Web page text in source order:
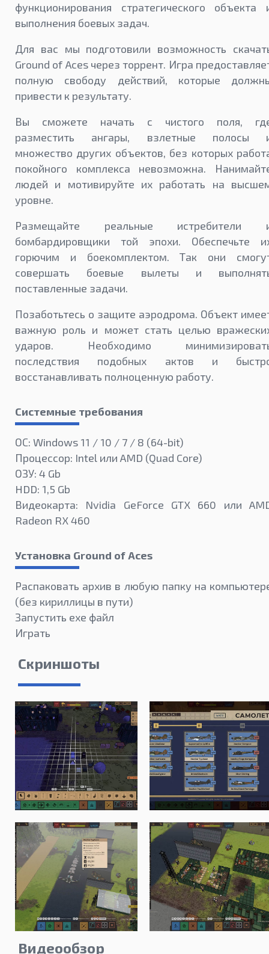
функционирования стратегического объекта
выполнения боевых задач.
Для вас мы подготовили возможность
Ground of Aces через торрент. Игра
полную свободу действий, которые
привести к результату.
Вы сможете начать с чистого поля,
разместить ангары, взлетные полосы
множество других объектов, без которых
покойного комплекса невозможна.
людей и мотивируйте их работать на
уровне.
Размещайте реальные истребители
бомбардировщики той эпохи. Обеспечьте
горючим и боекомплектом. Так они
совершать боевые вылеты и
поставленные задачи.
Позаботьтесь о защите аэродрома. Объект
важную роль и может стать целью
ударов. Необходимо
последствия подобных актов и
восстанавливать полноценную работу.
Системные требования
ОС: Windows 11 / 10 / 7 / 8 (64-bit)
Процессор: Intel или AMD (Quad Core)
ОЗУ: 4 Gb
HDD: 1,5 Gb
Видеокарта: Nvidia GeForce GTX 660 или
Radeon RX 460
Установка Ground of Aces
Распаковать архив в любую папку на
(без кириллицы в пути)
Запустить exe файл
Играть
Скриншоты
Видеообзор